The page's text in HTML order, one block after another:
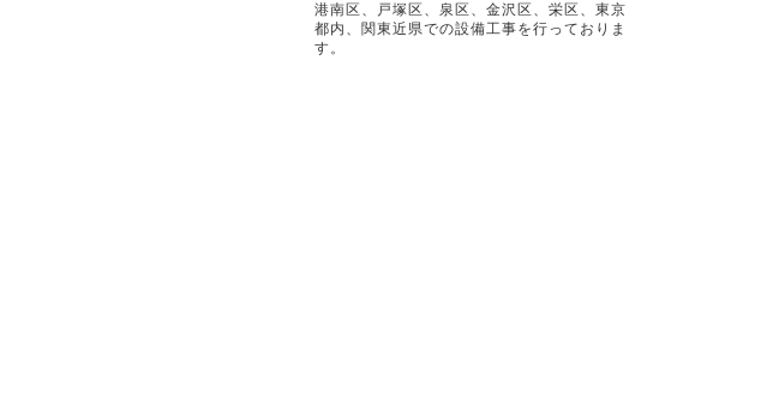
港南区、戸塚区、泉区、金沢区、栄区、東京
都内、関東近県での設備工事を行っておりま
す。